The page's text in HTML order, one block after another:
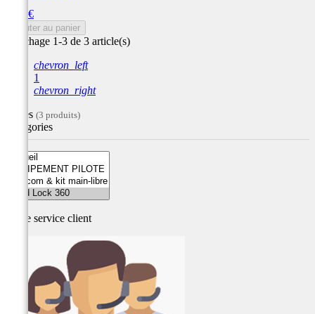
8,00 €
Ajouter au panier
Affichage 1-3 de 3 article(s)
chevron_left
1
chevron_right
Filtres (3 produits)
Catégories
Notre service client